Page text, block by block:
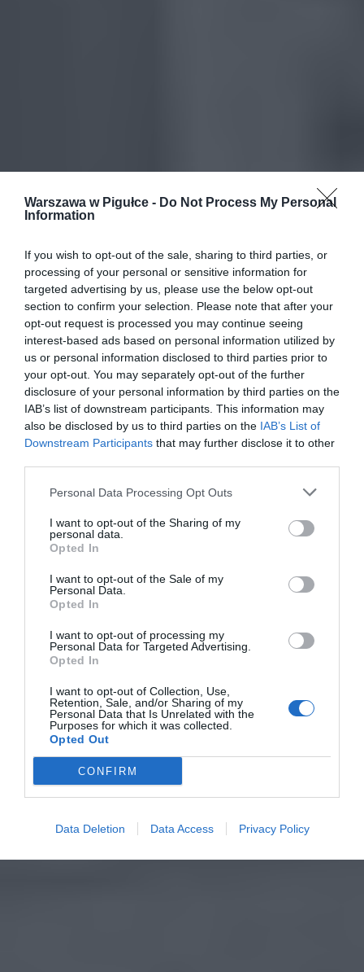
Warszawa w Pigułce - Do Not Process My Personal
Information
If you wish to opt-out of the sale, sharing to third parties, or
processing of your personal or sensitive information for
targeted advertising by us, please use the below opt-out
section to confirm your selection. Please note that after your
opt-out request is processed you may continue seeing
interest-based ads based on personal information utilized by
us or personal information disclosed to third parties prior to
your opt-out. You may separately opt-out of the further
disclosure of your personal information by third parties on the
IAB’s list of downstream participants. This information may
also be disclosed by us to third parties on the IAB’s List of
Downstream Participants that may further disclose it to other
Personal Data Processing Opt Outs
I want to opt-out of the Sharing of my
personal data.
Opted In
I want to opt-out of the Sale of my
Personal Data.
Opted In
I want to opt-out of processing my
Personal Data for Targeted Advertising.
Opted In
I want to opt-out of Collection, Use,
Retention, Sale, and/or Sharing of my
Personal Data that Is Unrelated with the
Purposes for which it was collected.
Opted Out
CONFIRM
Data Deletion Data Access Privacy Policy